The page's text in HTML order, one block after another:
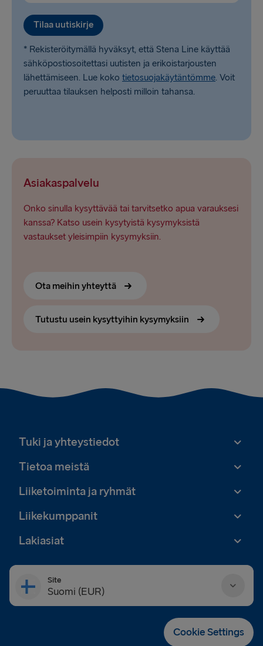
Tilaa uutiskirje
* Rekisteröitymällä hyväksyt, että Stena Line käyttää
sähköpostiosoitettasi uutisten ja erikoistarjousten
lähettämiseen. Lue koko tietosuojakäytäntömme. Voit
peruuttaa tilauksen helposti milloin tahansa.
Asiakaspalvelu
Onko sinulla kysyttävää tai tarvitsetko apua varauksesi
kanssa? Katso usein kysytyistä kysymyksistä
vastaukset yleisimpiin kysymyksiin.
Ota meihin yhteyttä
Tutustu usein kysyttyihin kysymyksiin
Tuki ja yhteystiedot
Tietoa meistä
Liiketoiminta ja ryhmät
Liikekumppanit
Lakiasiat
Site
Suomi (EUR)
Cookie Settings